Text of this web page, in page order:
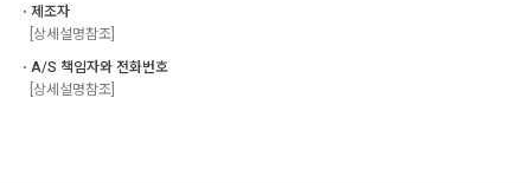
ㆍ제조자
[상세설명참조]
ㆍA/S 책임자와 전화번호
[상세설명참조]